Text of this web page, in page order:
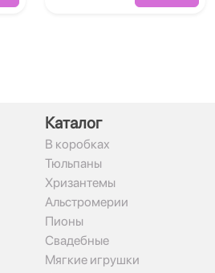
Каталог
В коробках
Тюльпаны
Хризантемы
Альстромерии
Пионы
Свадебные
Мягкие игрушки